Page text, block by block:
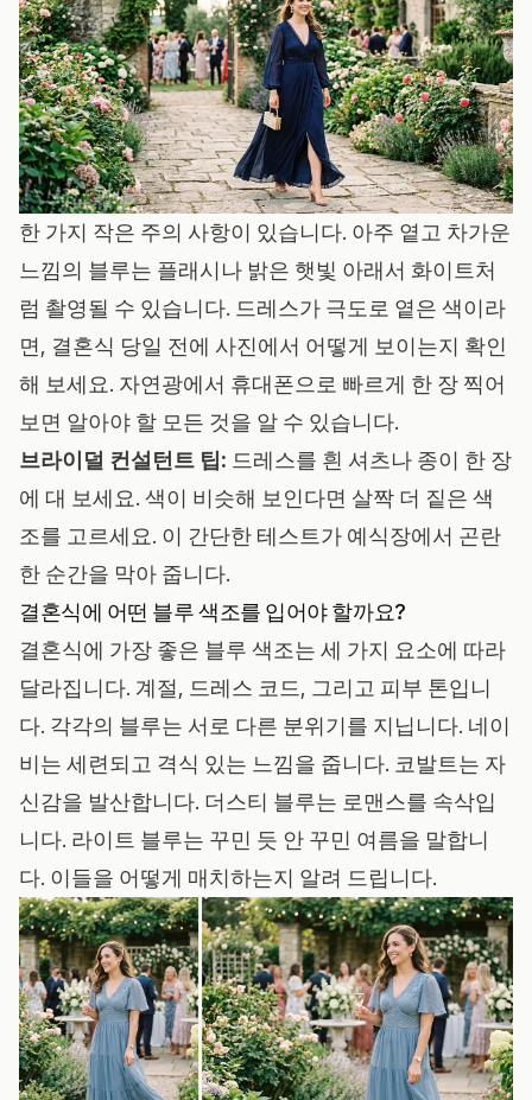
한 가지 작은 주의 사항이 있습니다. 아주 옅고 차가운
느낌의 블루는 플래시나 밝은 햇빛 아래서 화이트처
럼 촬영될 수 있습니다. 드레스가 극도로 옅은 색이라
면, 결혼식 당일 전에 사진에서 어떻게 보이는지 확인
해 보세요. 자연광에서 휴대폰으로 빠르게 한 장 찍어
보면 알아야 할 모든 것을 알 수 있습니다.
브라이덜 컨설턴트 팁: 드레스를 흰 셔츠나 종이 한 장
에 대 보세요. 색이 비슷해 보인다면 살짝 더 짙은 색
조를 고르세요. 이 간단한 테스트가 예식장에서 곤란
한 순간을 막아 줍니다.
결혼식에 어떤 블루 색조를 입어야 할까요?
결혼식에 가장 좋은 블루 색조는 세 가지 요소에 따라
달라집니다. 계절, 드레스 코드, 그리고 피부 톤입니
다. 각각의 블루는 서로 다른 분위기를 지닙니다. 네이
비는 세련되고 격식 있는 느낌을 줍니다. 코발트는 자
신감을 발산합니다. 더스티 블루는 로맨스를 속삭입
니다. 라이트 블루는 꾸민 듯 안 꾸민 여름을 말합니
다. 이들을 어떻게 매치하는지 알려 드립니다.